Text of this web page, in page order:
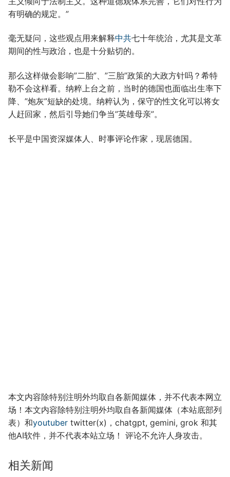
有明确的规定。”
毫无疑问，这些观点用来解释中共七十年统治，尤其是文革
期间的性与政治，也是十分贴切的。
那么这样做会影响”二胎”、”三胎”政策的大政方针吗？希特
勒不会这样看。纳粹上台之前，当时的德国也面临出生率下
降、”炮灰”短缺的处境。纳粹认为，保守的性文化可以将女
人赶回家，然后引导她们争当”英雄母亲”。
长平是中国资深媒体人、时事评论作家，现居德国。
本文内容除特别注明外均取自各新闻媒体，并不代表本网立
场！本文内容除特别注明外均取自各新闻媒体（本站底部列
表）和youtuber twitter(x)，chatgpt, gemini, grok 和其
他AI软件，并不代表本站立场！ 评论不允许人身攻击。
相关新闻